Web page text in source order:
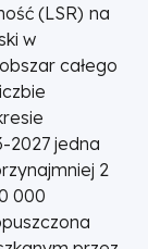
(LSR) na
w
całego
2027 jedna
2
000